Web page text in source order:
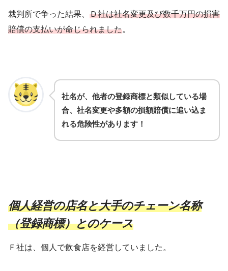
裁判所で争った結果、 Ｄ社は社名変更及び数千万円の損害
賠償の支払いが命じられました。
社名が、他者の登録商標と類似している場
合、社名変更や多額の損額賠償に追い込ま
れる危険性があります！
個人経営の店名と大手のチェーン名称
（登録商標）とのケース
Ｆ社は、個人で飲食店を経営していました。